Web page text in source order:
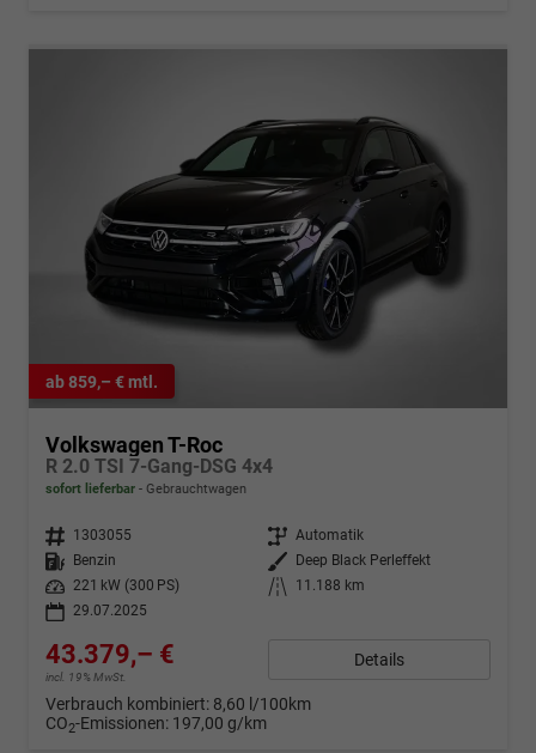
ab 859,– € mtl.
Volkswagen T-Roc
R 2.0 TSI 7-Gang-DSG 4x4
sofort lieferbar Gebrauchtwagen
Fahrzeugnr. 1303055 Getriebe Automatik
Kraftstoff
Benzin Außenfarbe
Deep Black Perleffekt
Leistung
221 kW (300 PS) Kilometerstand
11.188 km
29.07.2025
43.379,– €
incl. 19% MwSt.
Details
Verbrauch kombiniert: 8,60 l/100km
CO2-Emissionen: 197,00 g/km